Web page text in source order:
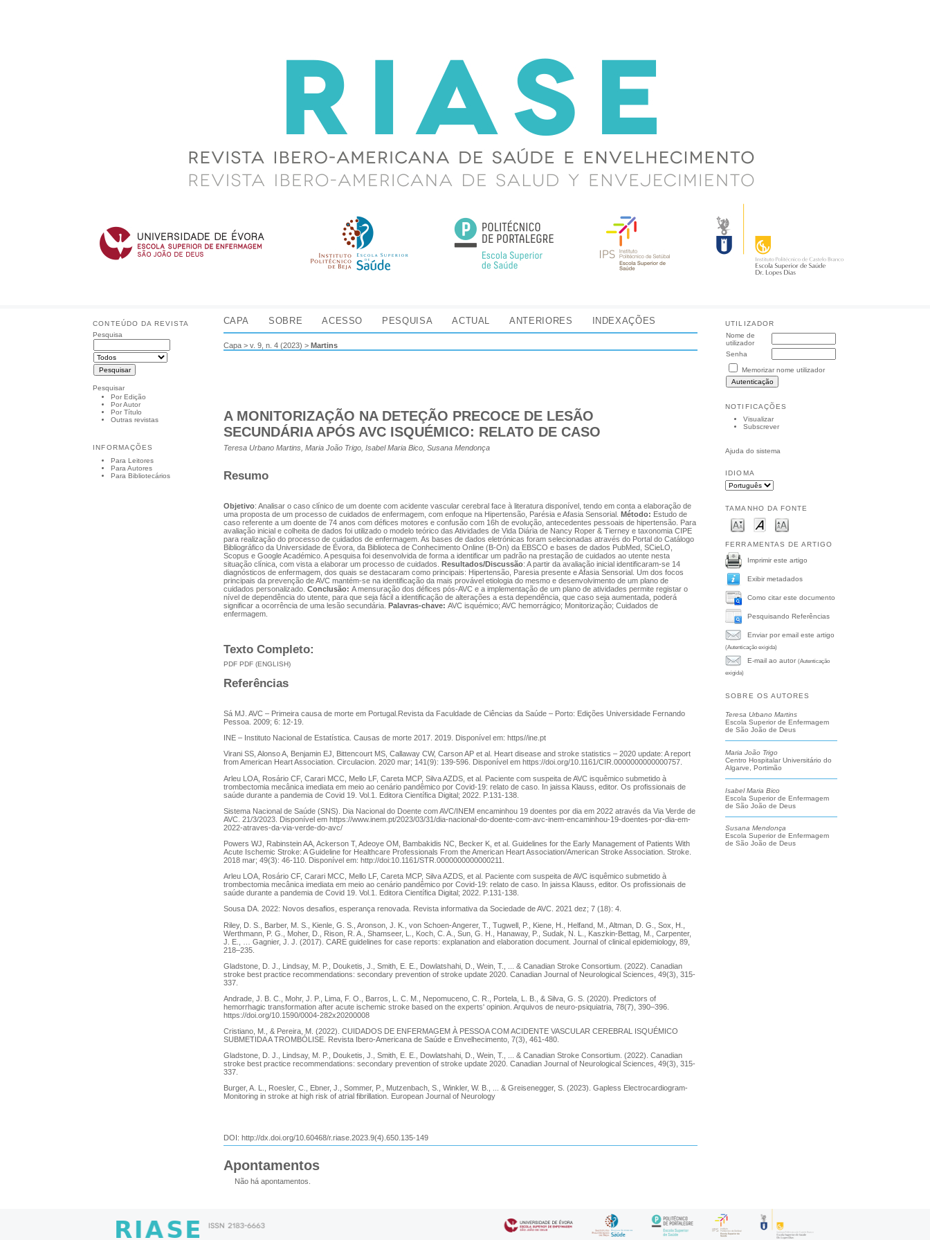
CONTEÚDO DA REVISTA
Pesquisa
Pesquisar
Por Edição
Por Autor
Por Título
Outras revistas
INFORMAÇÕES
Para Leitores
Para Autores
Para Bibliotecários
UTILIZADOR
Nome de
utilizador
Senha
Memorizar nome utilizador
NOTIFICAÇÕES
Visualizar
Subscrever
Ajuda do sistema
IDIOMA
TAMANHO DA FONTE
FERRAMENTAS DE ARTIGO
Imprimir este artigo
Exibir metadados
Como citar este documento
Pesquisando Referências
Enviar por email este artigo
(Autenticação exigida)
E-mail ao autor(Autenticação
exigida)
SOBRE OS AUTORES
Teresa Urbano Martins
Escola Superior de Enfermagem
de São João de Deus
Maria João Trigo
Centro Hospitalar Universitário do
Algarve, Portimão
Isabel Maria Bico
Escola Superior de Enfermagem
de São João de Deus
Susana Mendonça
Escola Superior de Enfermagem
de São João de Deus
CAPA SOBRE ACESSO PESQUISA ACTUAL ANTERIORES INDEXAÇÕES
Capa> v. 9, n. 4 (2023) > Martins
A MONITORIZAÇÃO NA DETEÇÃO PRECOCE DE LESÃO
SECUNDÁRIA APÓS AVC ISQUÉMICO: RELATO DE CASO
Teresa Urbano Martins, Maria João Trigo, Isabel Maria Bico, Susana Mendonça
Resumo
Objetivo: Analisar o caso clínico de um doente com acidente vascular cerebral face à literatura disponível, tendo em conta a elaboração de
uma proposta de um processo de cuidados de enfermagem, com enfoque na Hipertensão, Parésia e Afasia Sensorial. Método: Estudo de
caso referente a um doente de 74 anos com défices motores e confusão com 16h de evolução, antecedentes pessoais de hipertensão. Para
avaliação inicial e colheita de dados foi utilizado o modelo teórico das Atividades de Vida Diária de Nancy Roper & Tierney e taxonomia CIPE
para realização do processo de cuidados de enfermagem. As bases de dados eletrónicas foram selecionadas através do Portal do Catálogo
Bibliográfico da Universidade de Évora, da Biblioteca de Conhecimento Online (B-On) da EBSCO e bases de dados PubMed, SCieLO,
Scopus e Google Académico. A pesquisa foi desenvolvida de forma a identificar um padrão na prestação de cuidados ao utente nesta
situação clínica, com vista a elaborar um processo de cuidados. Resultados/Discussão: A partir da avaliação inicial identificaram-se 14
diagnósticos de enfermagem, dos quais se destacaram como principais: Hipertensão, Paresia presente e Afasia Sensorial. Um dos focos
principais da prevenção de AVC mantém-se na identificação da mais provável etiologia do mesmo e desenvolvimento de um plano de
cuidados personalizado. Conclusão: A mensuração dos défices pós-AVC e a implementação de um plano de atividades permite registar o
nível de dependência do utente, para que seja fácil a identificação de alterações a esta dependência, que caso seja aumentada, poderá
significar a ocorrência de uma lesão secundária. Palavras-chave: AVC isquémico; AVC hemorrágico; Monitorização; Cuidados de
enfermagem.
Texto Completo:
PDF PDF (ENGLISH)
Referências
Sá MJ. AVC – Primeira causa de morte em Portugal.Revista da Faculdade de Ciências da Saúde – Porto: Edições Universidade Fernando
Pessoa. 2009; 6: 12-19.
INE – Instituto Nacional de Estatística. Causas de morte 2017. 2019. Disponível em: https//ine.pt
Virani SS, Alonso A, Benjamin EJ, Bittencourt MS, Callaway CW, Carson AP et al. Heart disease and stroke statistics – 2020 update: A report
from American Heart Association. Circulacion. 2020 mar; 141(9): 139-596. Disponível em https://doi.org/10.1161/CIR.0000000000000757.
Arleu LOA, Rosário CF, Carari MCC, Mello LF, Careta MCP, Silva AZDS, et al. Paciente com suspeita de AVC isquêmico submetido à
trombectomia mecânica imediata em meio ao cenário pandêmico por Covid-19: relato de caso. In jaissa Klauss, editor. Os profissionais de
saúde durante a pandemia de Covid 19. Vol.1. Editora Científica Digital; 2022. P.131-138.
Sistema Nacional de Saúde (SNS). Dia Nacional do Doente com AVC/INEM encaminhou 19 doentes por dia em 2022 através da Via Verde de
AVC. 21/3/2023. Disponível em https://www.inem.pt/2023/03/31/dia-nacional-do-doente-com-avc-inem-encaminhou-19-doentes-por-dia-em-
2022-atraves-da-via-verde-do-avc/
Powers WJ, Rabinstein AA, Ackerson T, Adeoye OM, Bambakidis NC, Becker K, et al. Guidelines for the Early Management of Patients With
Acute Ischemic Stroke: A Guideline for Healthcare Professionals From the American Heart Association/American Stroke Association. Stroke.
2018 mar; 49(3): 46-110. Disponível em: http://doi:10.1161/STR.0000000000000211.
Arleu LOA, Rosário CF, Carari MCC, Mello LF, Careta MCP, Silva AZDS, et al. Paciente com suspeita de AVC isquêmico submetido à
trombectomia mecânica imediata em meio ao cenário pandêmico por Covid-19: relato de caso. In jaissa Klauss, editor. Os profissionais de
saúde durante a pandemia de Covid 19. Vol.1. Editora Científica Digital; 2022. P.131-138.
Sousa DA. 2022: Novos desafios, esperança renovada. Revista informativa da Sociedade de AVC. 2021 dez; 7 (18): 4.
Riley, D. S., Barber, M. S., Kienle, G. S., Aronson, J. K., von Schoen-Angerer, T., Tugwell, P., Kiene, H., Helfand, M., Altman, D. G., Sox, H.,
Werthmann, P. G., Moher, D., Rison, R. A., Shamseer, L., Koch, C. A., Sun, G. H., Hanaway, P., Sudak, N. L., Kaszkin-Bettag, M., Carpenter,
J. E., … Gagnier, J. J. (2017). CARE guidelines for case reports: explanation and elaboration document. Journal of clinical epidemiology, 89,
218–235.
Gladstone, D. J., Lindsay, M. P., Douketis, J., Smith, E. E., Dowlatshahi, D., Wein, T., ... & Canadian Stroke Consortium. (2022). Canadian
stroke best practice recommendations: secondary prevention of stroke update 2020. Canadian Journal of Neurological Sciences, 49(3), 315-
337.
Andrade, J. B. C., Mohr, J. P., Lima, F. O., Barros, L. C. M., Nepomuceno, C. R., Portela, L. B., & Silva, G. S. (2020). Predictors of
hemorrhagic transformation after acute ischemic stroke based on the experts' opinion. Arquivos de neuro-psiquiatria, 78(7), 390–396.
https://doi.org/10.1590/0004-282x20200008
Cristiano, M., & Pereira, M. (2022). CUIDADOS DE ENFERMAGEM À PESSOA COM ACIDENTE VASCULAR CEREBRAL ISQUÉMICO
SUBMETIDA A TROMBÓLISE. Revista Ibero-Americana de Saúde e Envelhecimento, 7(3), 461-480.
Gladstone, D. J., Lindsay, M. P., Douketis, J., Smith, E. E., Dowlatshahi, D., Wein, T., ... & Canadian Stroke Consortium. (2022). Canadian
stroke best practice recommendations: secondary prevention of stroke update 2020. Canadian Journal of Neurological Sciences, 49(3), 315-
337.
Burger, A. L., Roesler, C., Ebner, J., Sommer, P., Mutzenbach, S., Winkler, W. B., ... & Greisenegger, S. (2023). Gapless Electrocardiogram‐
Monitoring in stroke at high risk of atrial fibrillation. European Journal of Neurology
DOI: http://dx.doi.org/10.60468/r.riase.2023.9(4).650.135-149
Apontamentos
Não há apontamentos.